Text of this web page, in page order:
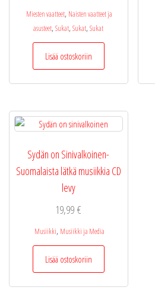
Miesten vaatteet, Naisten vaatteet ja
asusteet, Sukat, Sukat, Sukat
Lisää ostoskoriin
Sydän on Sinivalkoinen-
Suomalaista lätkä musiikkia CD
levy
19,99€
Musiikki, Musiikki ja Media
Lisää ostoskoriin